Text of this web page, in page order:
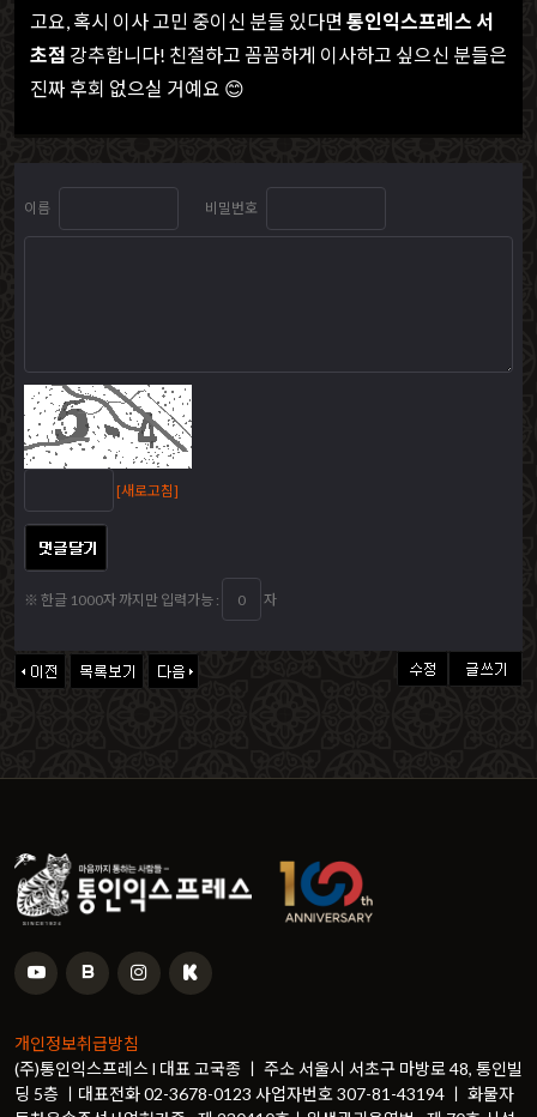
고요, 혹시 이사 고민 중이신 분들 있다면 통인익스프레스 서
초점 강추합니다! 친절하고 꼼꼼하게 이사하고 싶으신 분들은
진짜 후회 없으실 거예요 😊
이름 비밀번호
[새로고침]
※ 한글 1000자 까지만 입력가능 : 자
개인정보취급방침
(주)통인익스프레스 l 대표 고국종 ㅣ 주소 서울시 서초구 마방로 48, 통인빌
딩 5층 ㅣ대표전화 02-3678-0123 사업자번호 307-81-43194 ㅣ 화물자